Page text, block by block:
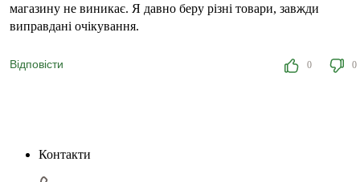
магазину не виникає. Я давно беру різні товари, завжди
виправдані очікування.
Відповісти 0 0
Контакти